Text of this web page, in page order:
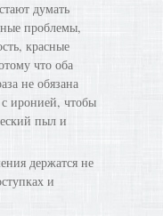
думать
проблемы,
красные
что оба
не обязана
с иронией, чтобы
пыл и
держатся не
и